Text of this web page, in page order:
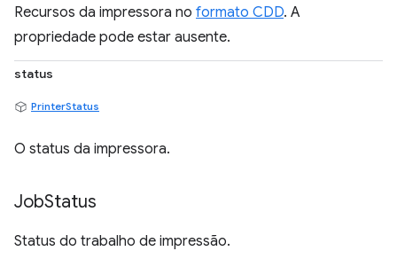
Recursos da impressora no formato CDD. A
propriedade pode estar ausente.
status
PrinterStatus
O status da impressora.
JobStatus
Status do trabalho de impressão.